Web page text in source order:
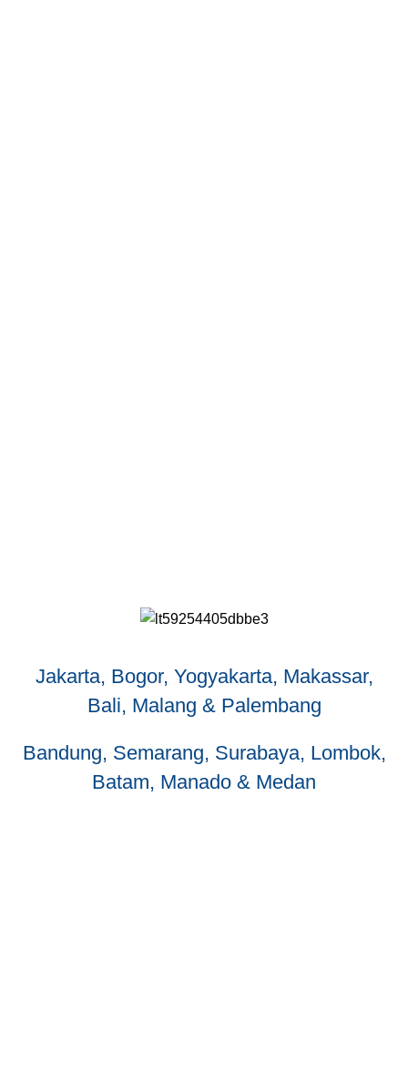
Jakarta, Bogor, Yogyakarta, Makassar,
Bali, Malang & Palembang
Bandung, Semarang, Surabaya, Lombok,
Batam, Manado & Medan